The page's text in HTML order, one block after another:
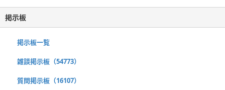
掲示板
掲示板一覧
雑談掲示板（54773）
質問掲示板（16107）